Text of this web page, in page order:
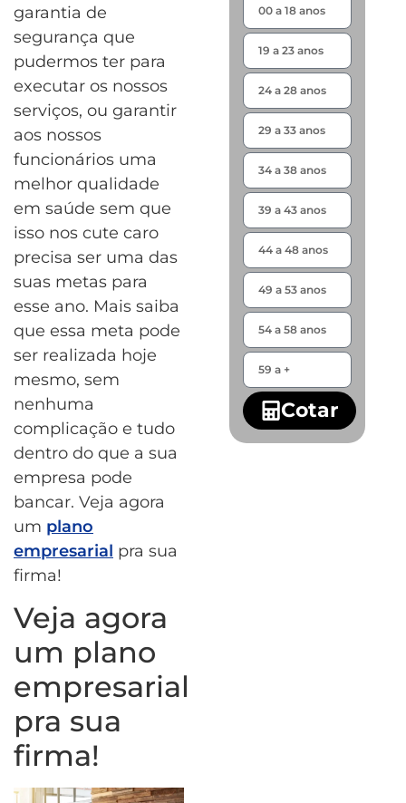
garantia de
segurança que
pudermos ter para
executar os nossos
serviços, ou garantir
aos nossos
funcionários uma
melhor qualidade
em saúde sem que
isso nos cute caro
precisa ser uma das
suas metas para
esse ano. Mais saiba
que essa meta pode
ser realizada hoje
mesmo, sem
nenhuma
complicação e tudo
dentro do que a sua
empresa pode
bancar. Veja agora
um plano
empresarial pra sua
firma!
Veja agora
um plano
empresarial
pra sua
firma!
Cotar